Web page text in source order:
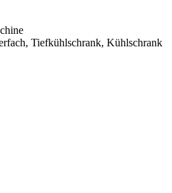
Tiefkühlschrank, Kühlschrank